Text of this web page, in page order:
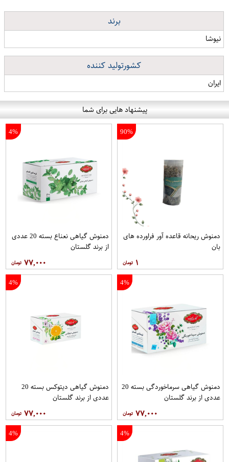
برند
نیوشا
کشورتولید کننده
ایران
پیشنهاد هایی برای شما
90%
دمنوش ریحانه قاعده آور فراورده های
بان
۱
4%
دمنوش گیاهی نعناع بسته 20 عددی
از برند گلستان
۷۷,۰۰۰
4%
دمنوش گیاهی سرماخوردگی بسته 20
عددی از برند گلستان
۷۷,۰۰۰
4%
دمنوش گیاهی دیتوکس بسته 20
عددی از برند گلستان
۷۷,۰۰۰
4%
4%